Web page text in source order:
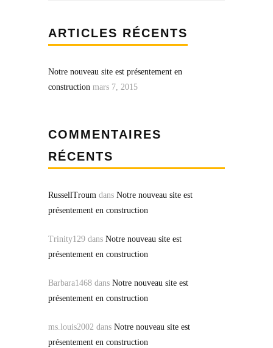
ARTICLES RÉCENTS
Notre nouveau site est présentement en
construction mars 7, 2015
COMMENTAIRES
RÉCENTS
RussellTroum dans Notre nouveau site est
présentement en construction
Trinity129 dans Notre nouveau site est
présentement en construction
Barbara1468 dans Notre nouveau site est
présentement en construction
ms.louis2002 dans Notre nouveau site est
présentement en construction